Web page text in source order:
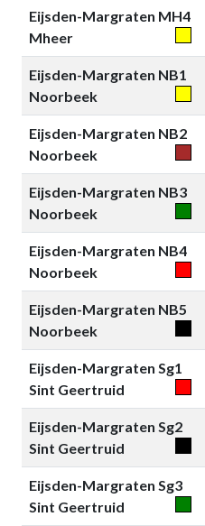
Eijsden-Margraten MH4
Mheer
Eijsden-Margraten NB1
Noorbeek
Eijsden-Margraten NB2
Noorbeek
Eijsden-Margraten NB3
Noorbeek
Eijsden-Margraten NB4
Noorbeek
Eijsden-Margraten NB5
Noorbeek
Eijsden-Margraten Sg1
Sint Geertruid
Eijsden-Margraten Sg2
Sint Geertruid
Eijsden-Margraten Sg3
Sint Geertruid